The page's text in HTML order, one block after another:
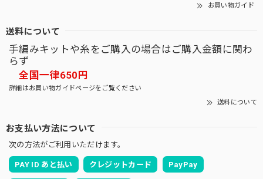
お買い物ガイド
送料について
手編みキットや糸をご購入の場合はご購入金額に関わ
らず
全国一律650円
詳細はお買い物ガイドページをご覧ください
送料について
お支払い方法について
次の方法がご利用いただけます。
PAY ID あと払い クレジットカード PayPay